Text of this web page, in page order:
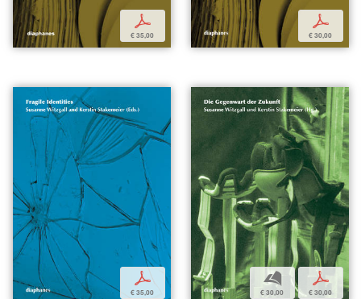
p
€ 35,00
p
€ 30,00
p
€ 35,00
b
€ 30,00
p
€ 30,00